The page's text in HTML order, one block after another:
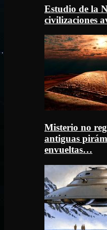
Estudio de la
civilizaciones
Misterio no
antiguas
envueltas…